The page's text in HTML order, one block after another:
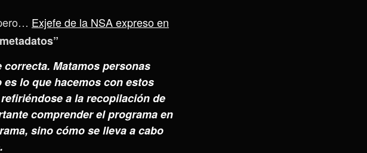
Exjefe de la NSA expreso en
Matamos personas
lo que hacemos con estos
a la recopilación de
comprender el programa en
sino cómo se lleva a cabo